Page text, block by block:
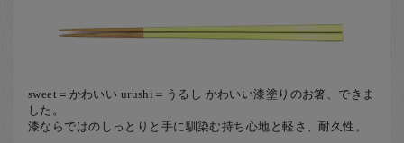
sweet＝かわいい urushi＝うるし かわいい漆塗りのお箸、できま
した。
漆ならではのしっとりと手に馴染む持ち心地と軽さ、耐久性。